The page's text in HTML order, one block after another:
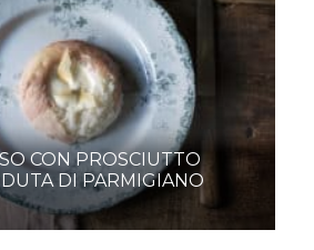
CON PROSCIUTTO
DI PARMIGIANO